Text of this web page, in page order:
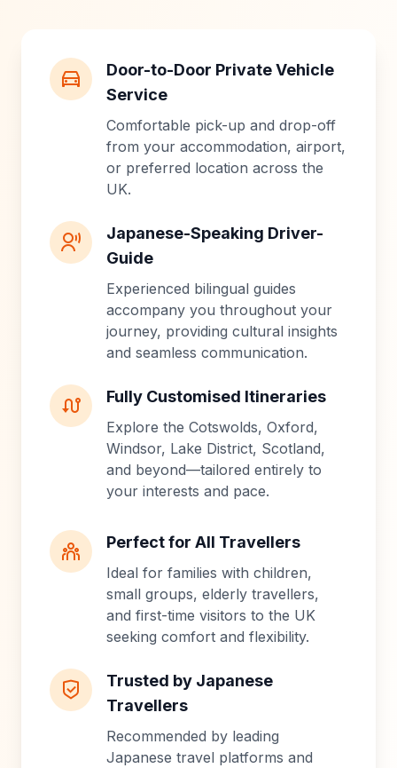
Door-to-Door Private Vehicle
Service
Comfortable pick-up and drop-off
from your accommodation, airport,
or preferred location across the
UK.
Japanese-Speaking Driver-
Guide
Experienced bilingual guides
accompany you throughout your
journey, providing cultural insights
and seamless communication.
Fully Customised Itineraries
Explore the Cotswolds, Oxford,
Windsor, Lake District, Scotland,
and beyond—tailored entirely to
your interests and pace.
Perfect for All Travellers
Ideal for families with children,
small groups, elderly travellers,
and first-time visitors to the UK
seeking comfort and flexibility.
Trusted by Japanese
Travellers
Recommended by leading
Japanese travel platforms and